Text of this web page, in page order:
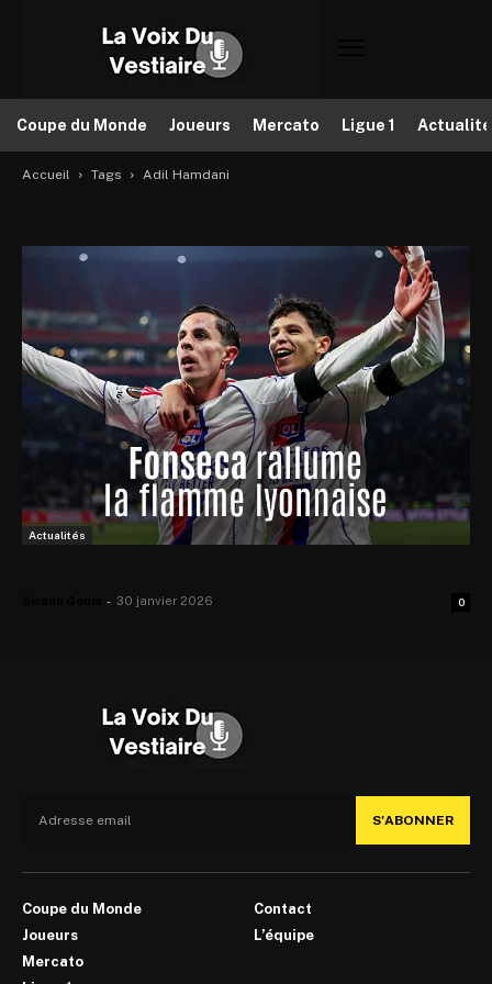
Coupe du Monde Joueurs Mercato Ligue 1
Accueil Tags Adil Hamdani
Actualités
- 30 janvier 2026 0
S'ABONNER
Coupe du Monde
Joueurs
Mercato
Contact
L’équipe